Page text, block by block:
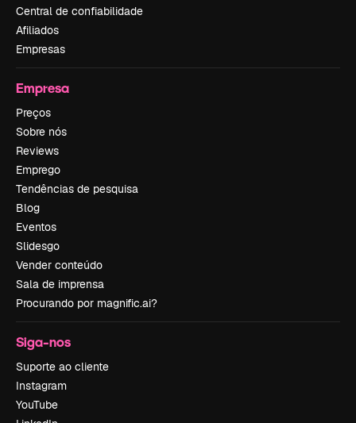
Central de confiabilidade
Afiliados
Empresas
Empresa
Preços
Sobre nós
Reviews
Emprego
Tendências de pesquisa
Blog
Eventos
Slidesgo
Vender conteúdo
Sala de imprensa
Procurando por magnific.ai?
Siga-nos
Suporte ao cliente
Instagram
YouTube